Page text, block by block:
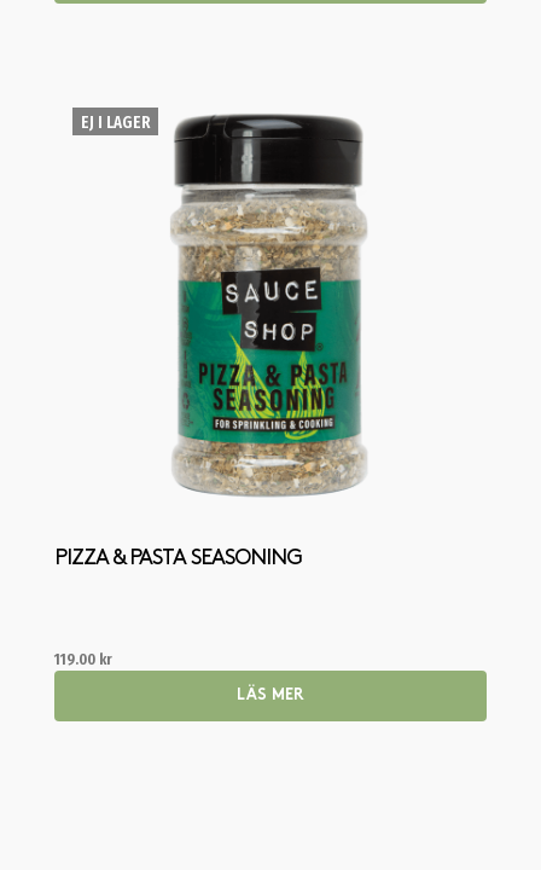
EJ I LAGER
PIZZA & PASTA SEASONING
119.00 kr
LÄS MER